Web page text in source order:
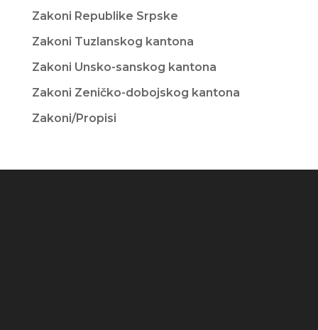
Zakoni Republike Srpske
Zakoni Tuzlanskog kantona
Zakoni Unsko-sanskog kantona
Zakoni Zeničko-dobojskog kantona
Zakoni/Propisi